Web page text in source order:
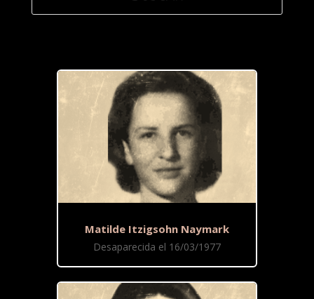
Matilde Itzigsohn Naymark
Desaparecida el 16/03/1977